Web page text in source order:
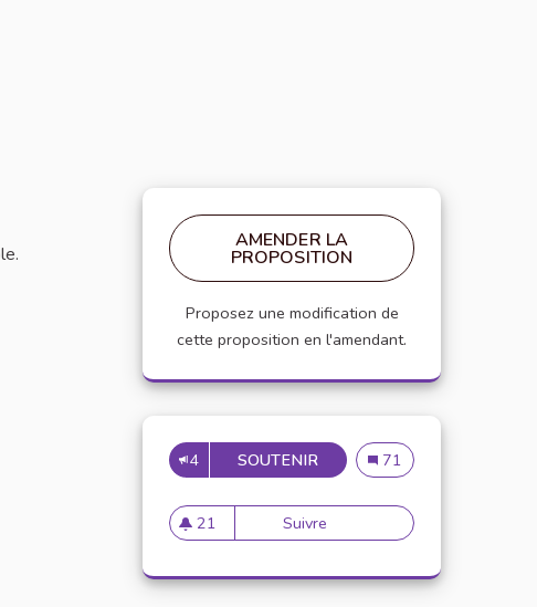
AMENDER LA
PROPOSITION
Proposez une modification de
cette proposition en l'amendant.
4 SOUTENIR APPELLATION PERSONNE
Appellation personne
71
21
21 abonnés
Suivre Appellation personne